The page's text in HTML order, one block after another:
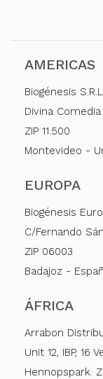
AMERICAS
Biogénesis
Divina Comedia
ZIP 11.500
Montevideo -
EUROPA
Biogénesis
C/Fernando
ZIP 06003
Badajoz -
ÁFRICA
Arrabon
Unit 12, IBP, 16
Hennopspark.